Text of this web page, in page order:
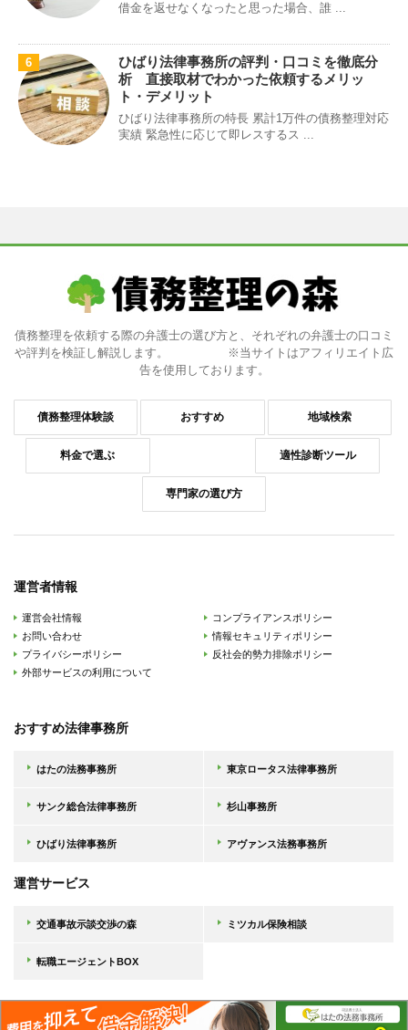
借金を返せなくなったと思った場合、誰 ...
6
ひばり法律事務所の評判・口コミを徹底分
析 直接取材でわかった依頼するメリッ
ト・デメリット
ひばり法律事務所の特長 累計1万件の債務整理対応
実績 緊急性に応じて即レスするス ...
債務整理を依頼する際の弁護士の選び方と、それぞれの弁護士の口コミ
や評判を検証し解説します。 ※当サイトはアフィリエイト広
告を使用しております。
債務整理体験談 おすすめ 地域検索
料金で選ぶ 適性診断ツール
専門家の選び方
運営者情報
運営会社情報
お問い合わせ
プライバシーポリシー
外部サービスの利用について
コンプライアンスポリシー
情報セキュリティポリシー
反社会的勢力排除ポリシー
おすすめ法律事務所
はたの法務事務所 東京ロータス法律事務所
サンク総合法律事務所 杉山事務所
ひばり法律事務所 アヴァンス法務事務所
運営サービス
交通事故示談交渉の森 ミツカル保険相談
転職エージェントBOX